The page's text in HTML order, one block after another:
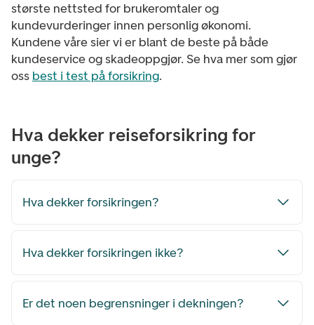
største nettsted for brukeromtaler og
kundevurderinger innen personlig økonomi.
Kundene våre sier vi er blant de beste på både
kundeservice og skadeoppgjør. Se hva mer som gjør
oss best i test på forsikring.
Hva dekker reiseforsikring for
unge?
Hva dekker forsikringen?
Hva dekker forsikringen ikke?
Er det noen begrensninger i dekningen?